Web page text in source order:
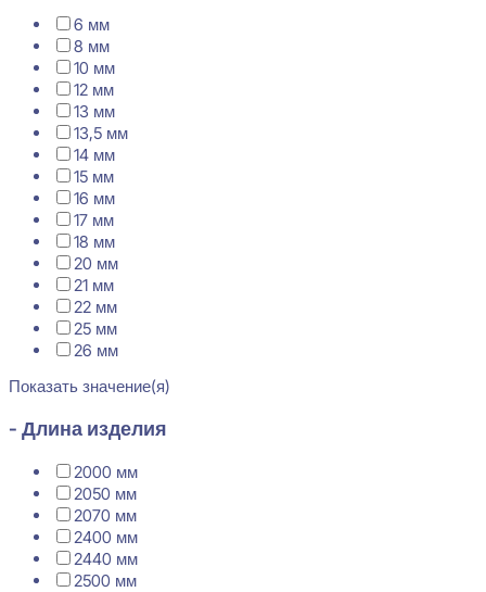
6 мм
8 мм
10 мм
12 мм
13 мм
13,5 мм
14 мм
15 мм
16 мм
17 мм
18 мм
20 мм
21 мм
22 мм
25 мм
26 мм
Показать значение(я)
- Длина изделия
2000 мм
2050 мм
2070 мм
2400 мм
2440 мм
2500 мм